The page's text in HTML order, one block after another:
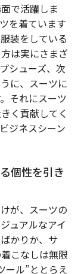
で活躍しま
を着ています
装をしている
は実にさまざ
シューズ、次
に、スーツに
それにスーツ
く貢献してく
ジネスシーン
個性を引き
が、スーツの
ュアルなアイ
かりか、サ
こなしは無限
ール”ととらえ